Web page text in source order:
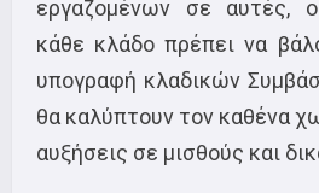
εργαζομένων σε αυτές,
κάθε κλάδο πρέπει να
υπογραφή κλαδικών
θα καλύπτουν τον καθένα
αυξήσεις σε μισθούς και